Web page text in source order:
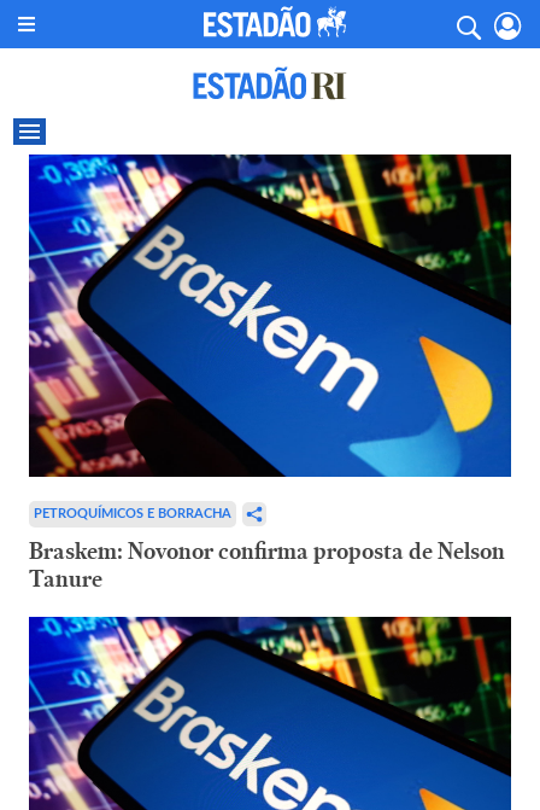
PETROQUÍMICOS E BORRACHA
Braskem: Novonor confirma proposta de Nelson
Tanure